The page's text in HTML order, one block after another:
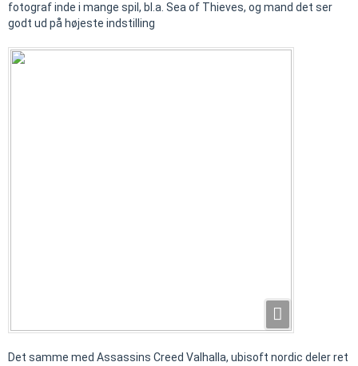
fotograf inde i mange spil, bl.a. Sea of Thieves, og mand det ser
godt ud på højeste indstilling
Det samme med Assassins Creed Valhalla, ubisoft nordic deler ret